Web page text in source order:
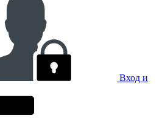
Вход и